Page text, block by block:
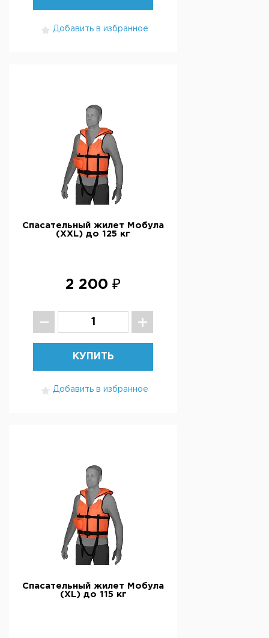
Добавить в избранное
Спасательный жилет Мобула
(XXL) до 125 кг
2 200 ₽
КУПИТЬ
Добавить в избранное
Спасательный жилет Мобула
(XL) до 115 кг